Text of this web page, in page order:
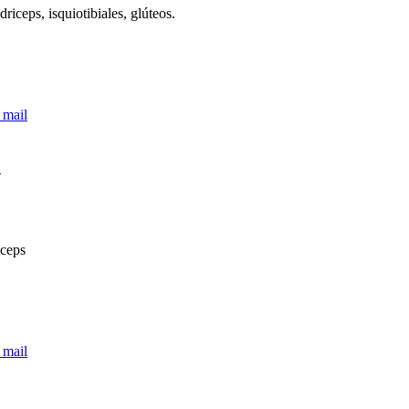
isquiotibiales, glúteos.
mail
mail